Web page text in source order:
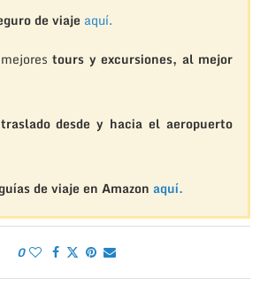
de viaje aquí.
tours y excursiones, al mejor
traslado desde y hacia el aeropuerto
de viaje en Amazon aquí.
0